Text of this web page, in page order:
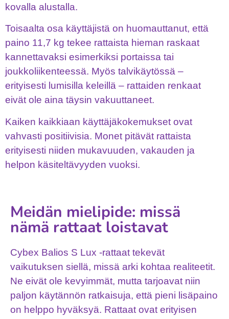
kovalla alustalla.
Toisaalta osa käyttäjistä on huomauttanut, että
paino 11,7 kg tekee rattaista hieman raskaat
kannettavaksi esimerkiksi portaissa tai
joukkoliikenteessä. Myös talvikäytössä –
erityisesti lumisilla keleillä – rattaiden renkaat
eivät ole aina täysin vakuuttaneet.
Kaiken kaikkiaan käyttäjäkokemukset ovat
vahvasti positiivisia. Monet pitävät rattaista
erityisesti niiden mukavuuden, vakauden ja
helpon käsiteltävyyden vuoksi.
Meidän mielipide: missä
nämä rattaat loistavat
Cybex Balios S Lux -rattaat tekevät
vaikutuksen siellä, missä arki kohtaa realiteetit.
Ne eivät ole kevyimmät, mutta tarjoavat niin
paljon käytännön ratkaisuja, että pieni lisäpaino
on helppo hyväksyä. Rattaat ovat erityisen